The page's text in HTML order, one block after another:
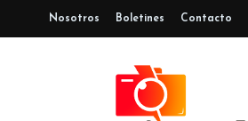
Nosotros Boletines Contacto